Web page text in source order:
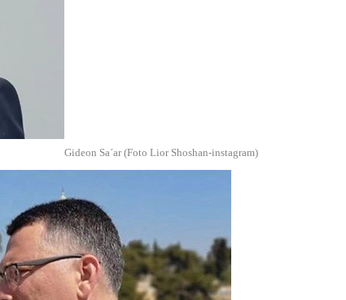
Gideon Sa´ar (Foto Lior Shoshan-instagram)